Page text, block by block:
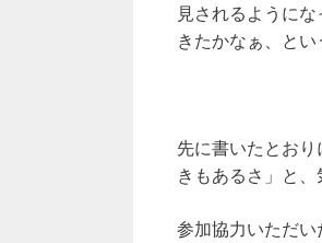
見されるように
きたかなぁ、とい
先に書いたとお
きもあるさ」と、
参加協力いただ